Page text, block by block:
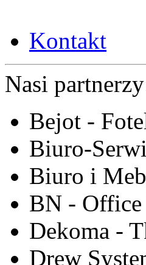
Kontakt
Nasi
Bejot -
Biuro-
Biuro i
BN -
Dekoma -
Drew